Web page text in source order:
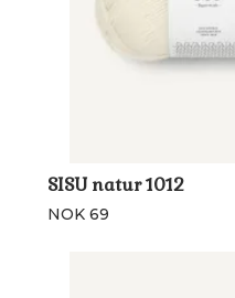
SISU natur 1012
NOK 69